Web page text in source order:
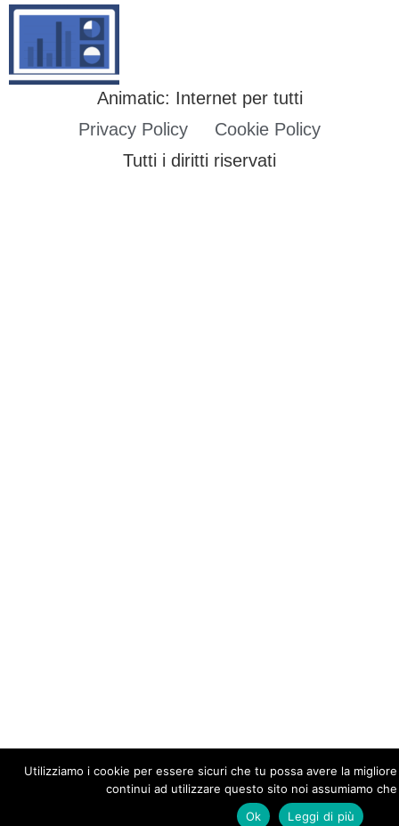
Animatic: Internet per tutti
Privacy Policy
Cookie Policy
Tutti i diritti riservati
Utilizziamo i cookie per essere sicuri che tu possa avere la
continui ad utilizzare questo sito noi assumiamo
Ok
Leggi di più